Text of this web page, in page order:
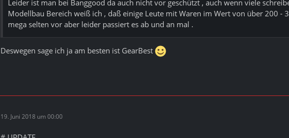
Leider ist man bei Banggood da auch nicht vor geschützt , auch wenn viele
Modellbau Bereich weiß ich , daß einige Leute mit Waren im Wert von über 200
mega selten vor aber leider passiert es ab und an mal .
Deswegen sage ich ja am besten ist GearBest
19. Juni 2018 um 00:00